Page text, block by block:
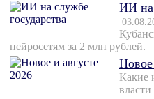
ИИ на
нейросетям за 2 млн рублей.
Новое
Какие
власти